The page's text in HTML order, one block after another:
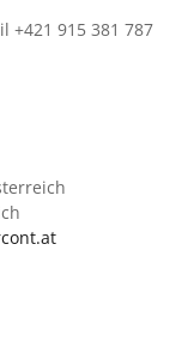
+421 915 381 787